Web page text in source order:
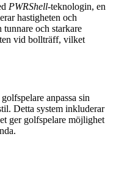
PWRShell-teknologin, en
hastigheten och
och starkare
vid bollträff, vilket
anpassa sin
Detta system inkluderar
ger golfspelare möjlighet